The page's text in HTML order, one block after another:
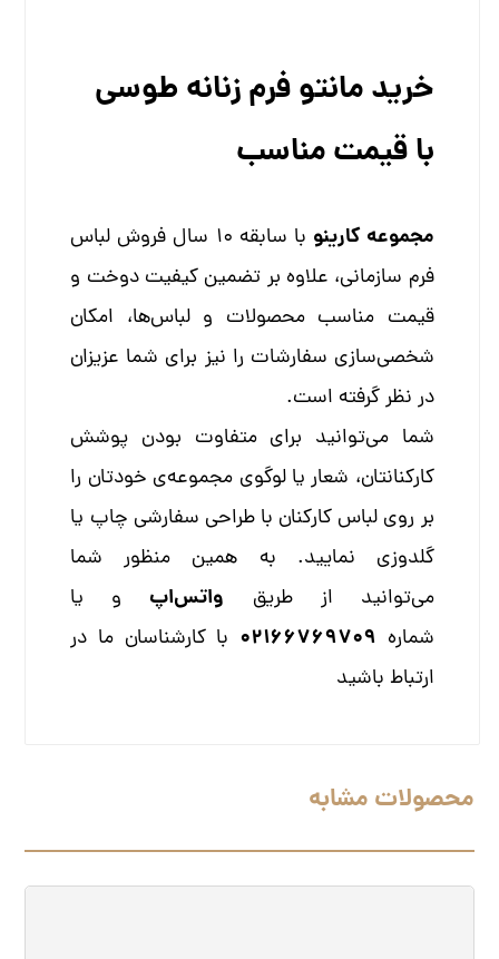
خرید مانتو فرم زنانه طوسی
با قیمت مناسب
مجموعه کارینو
با سابقه 10 سال فروش لباس
فرم سازمانی، علاوه بر تضمین کیفیت دوخت و
قیمت مناسب محصولات و لباس‌ها، امکان
شخصی‌سازی سفارشات را نیز برای شما عزیزان
در نظر گرفته است.
شما می‌توانید برای متفاوت بودن پوشش
کارکنانتان، شعار یا لوگوی مجموعه‌ی خودتان را
بر روی لباس کارکنان با طراحی سفارشی چاپ یا
گلدوزی نمایید. به همین منظور شما
می‌توانید از طریق واتس‌اپ و یا
شماره 02166769709 با کارشناسان ما در
ارتباط باشید
محصولات مشابه